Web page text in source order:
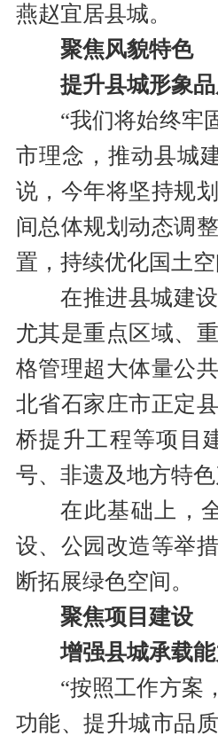
燕赵宜居县城。
聚焦风貌特色
提升县城形象
“我们将始终牢
市理念，推动县城
说，今年将坚持规
间总体规划动态调
置，持续优化国土
在推进县城建
尤其是重点区域、
格管理超大体量公
北省石家庄市正定
桥提升工程等项目
号、非遗及地方特
在此基础上，
设、公园改造等举
断拓展绿色空间。
聚焦项目建设
增强县城承载
“按照工作方案
功能、提升城市品